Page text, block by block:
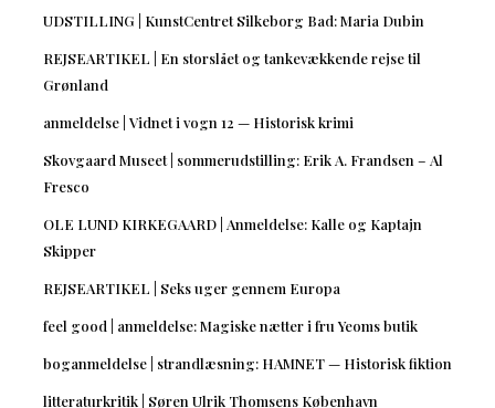
UDSTILLING | KunstCentret Silkeborg Bad: Maria Dubin
REJSEARTIKEL | En storslået og tankevækkende rejse til
Grønland
anmeldelse | Vidnet i vogn 12 — Historisk krimi
Skovgaard Museet | sommerudstilling: Erik A. Frandsen – Al
Fresco
OLE LUND KIRKEGAARD | Anmeldelse: Kalle og Kaptajn
Skipper
REJSEARTIKEL | Seks uger gennem Europa
feel good | anmeldelse: Magiske nætter i fru Yeoms butik
boganmeldelse | strandlæsning: HAMNET — Historisk fiktion
litteraturkritik | Søren Ulrik Thomsens København